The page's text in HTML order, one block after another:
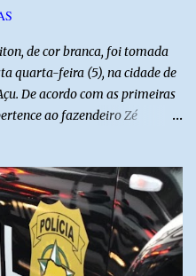
de cor branca, foi tomada
quarta-feira (5), na cidade de
De acordo com as primeiras
ao fazendeiro Zé
que ela estava em frente à
conforme relatos de
roupas semelhantes a
ter ajudado a não despertar
a ação criminosa, a dupla